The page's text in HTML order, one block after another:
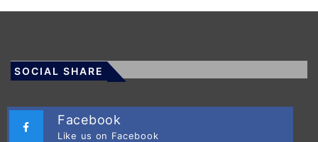
SOCIAL SHARE
Facebook
Like us on Facebook